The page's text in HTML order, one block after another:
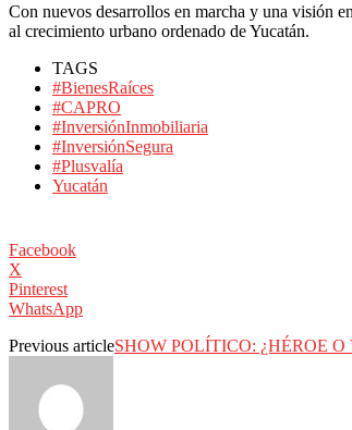
Con nuevos desarrollos en marcha y una visión
al crecimiento urbano ordenado de Yucatán.
TAGS
#BienesRaíces
#CAPRO
#InversiónInmobiliaria
#InversiónSegura
#Plusvalía
Yucatán
Facebook
X
Pinterest
WhatsApp
Previous articleSHOW POLÍTICO: ¿HÉROE